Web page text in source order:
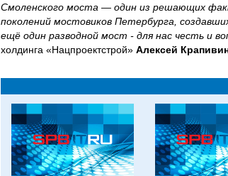
Смоленского моста — один из решающих
поколений мостовиков Петербурга,
ещё один разводной мост - для нас честь и
холдинга «Нацпроектстрой» Алексей